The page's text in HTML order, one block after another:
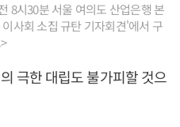
8시30분 서울 여의도 산업은행 본
사회 소집 규탄 기자회견'에서 구
극한 대립도 불가피할 것으